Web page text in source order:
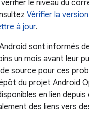
le niveau du
Vérifier la
à jour.
sont informés
un mois avant leur
source pour ces
du projet Android
en lien depuis
des liens vers